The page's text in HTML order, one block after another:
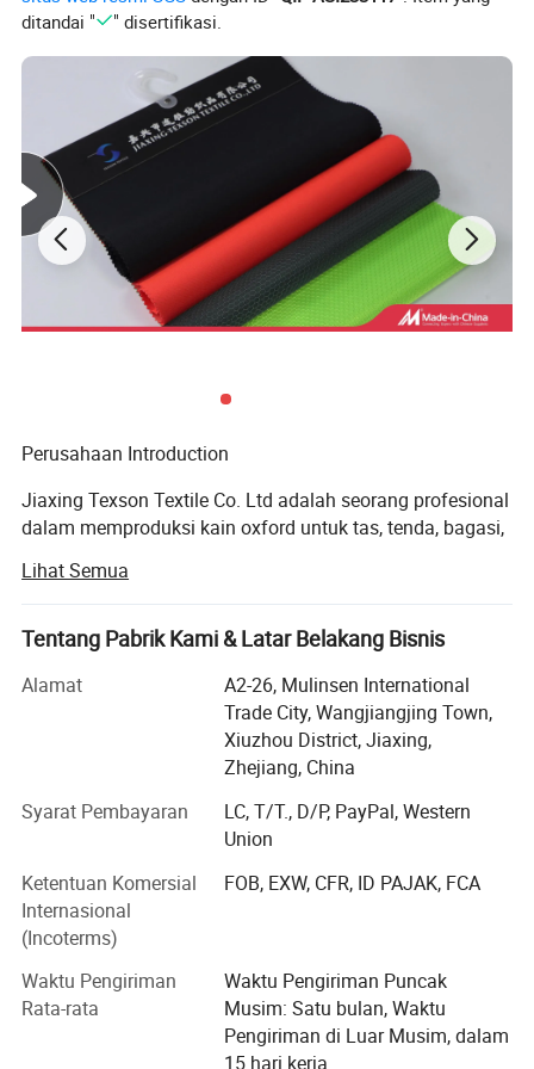
ditandai "
" disertifikasi.
Perusahaan Introduction
Jiaxing Texson Textile Co. Ltd adalah seorang profesional
dalam memproduksi kain oxford untuk tas, tenda, bagasi,
dan PVC.
Pabrik PVC kami dibangun pada tahun 2022 dengan
mesin produksi baru dan teknologi yang sudah matang,
area gedung lebih dari 30, 000 meter persegi, dengan 5
unit saluran produksi otomatis teknologi canggih untuk
kebutuhan dasar kulit sintetis PVC. Terdapat 5 set lini
produksi lamating di Workshop, memiliki 10 rangkaian lini
Permukaan Fabric. Keseluruhan kapasitas produksi pabrik
mencapai lebih dari 4.5 juta meter per bulan. Tahun 2023,
produksi tahunan kami mencapai 400 juta RMB
produk kami memiliki harga yang kompetitif dengan
kualitas yang baik & stabil, baik dan sesuai dengan
permintaan. Kami memiliki tim kendali mutu tinggi,
barang curah akan diperiksa sebelum dikirimkan.
Ketebalan, warna, lebar, dan desain pola dapat dibuat
Lihat Semua
Tentang Pabrik Kami & Latar Belakang Bisnis
Alamat
A2-26, Mulinsen International
Trade City, Wangjiangjing Town,
Xiuzhou District, Jiaxing,
Zhejiang, China
Syarat Pembayaran
LC, T/T., D/P, PayPal, Western
Union
Ketentuan Komersial
Internasional
(Incoterms)
FOB, EXW, CFR, ID PAJAK, FCA
Waktu Pengiriman
Rata-rata
Waktu Pengiriman Puncak
Musim: Satu bulan, Waktu
Pengiriman di Luar Musim, dalam
15 hari kerja